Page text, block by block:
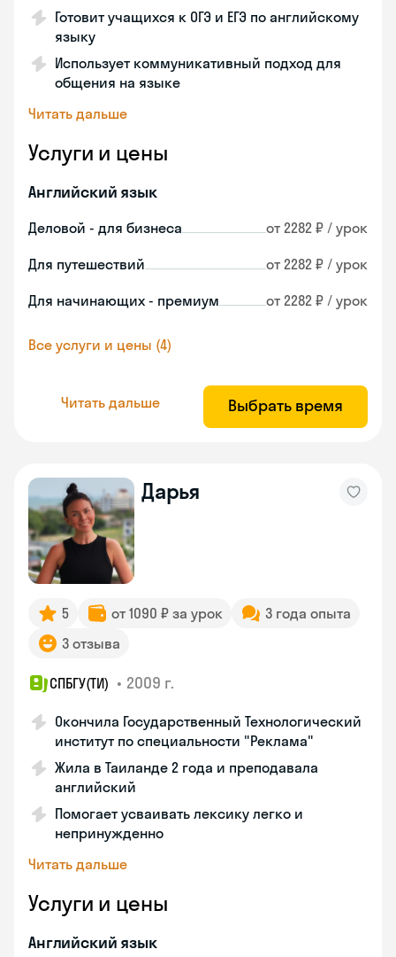
Готовит учащихся к ОГЭ и ЕГЭ по английскому
языку
Использует коммуникативный подход для
общения на языке
Читать дальше
Услуги и цены
Английский язык
Деловой - для бизнеса от 2282 ₽ / урок
Для путешествий от 2282 ₽ / урок
Для начинающих - премиум от 2282 ₽ / урок
Все услуги и цены (4)
Читать дальше Выбрать время
Дарья
5 от 1090 ₽ за урок
3 года опыта
3 отзыва
СПБГУ(ТИ) • 2009 г.
Окончила Государственный Технологический
институт по специальности "Реклама"
Жила в Таиланде 2 года и преподавала
английский
Помогает усваивать лексику легко и
непринужденно
Читать дальше
Услуги и цены
Английский язык